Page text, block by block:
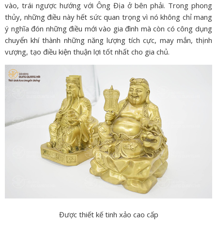
vào, trái ngược hướng với Ông Địa ở bên phải. Trong phong
thủy, những điều này hết sức quan trọng vì nó không chỉ mang
ý nghĩa đón những điều mới vào gia đình mà còn có công dụng
chuyển khí thành những năng lượng tích cực, may mắn, thịnh
vượng, tạo điều kiện thuận lợi tốt nhất cho gia chủ.
Được thiết kế tinh xảo cao cấp